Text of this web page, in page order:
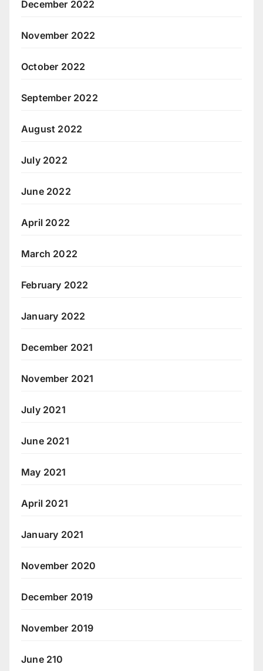
December 2022
November 2022
October 2022
September 2022
August 2022
July 2022
June 2022
April 2022
March 2022
February 2022
January 2022
December 2021
November 2021
July 2021
June 2021
May 2021
April 2021
January 2021
November 2020
December 2019
November 2019
June 210